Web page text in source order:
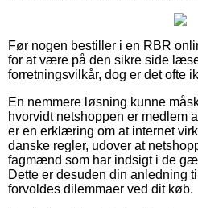
Før nogen bestiller i en RBR
for at være på den sikre side
forretningsvilkår, dog er det ofte
En nemmere løsning kunne
hvorvidt netshoppen er medlem
er en erklæring om at internet
danske regler, udover at
fagmænd som har indsigt i de
Dette er desuden din anledning
forvoldes dilemmaer ved dit køb.